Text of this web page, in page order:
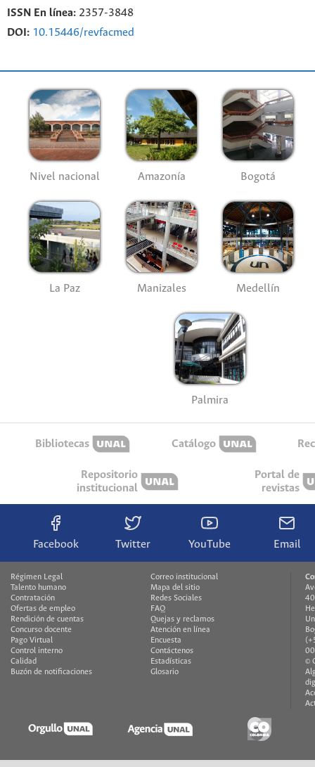
ISSN En línea: 2357-3848
DOI: 10.15446/revfacmed
Nivel nacional Amazonía Bogotá
La Paz Manizales Medellín
Palmira
Bibliotecas Catálogo
Repositorio
institucional
Portal de
revistas
Facebook Twitter YouTube Email
Régimen Legal
Talento humano
Contratación
Ofertas de empleo
Rendición de cuentas
Concurso docente
Pago Virtual
Control interno
Calidad
Buzón de notificaciones
Correo institucional
Mapa del sitio
Redes Sociales
FAQ
Quejas y reclamos
Atención en línea
Encuesta
Contáctenos
Estadísticas
Glosario
©